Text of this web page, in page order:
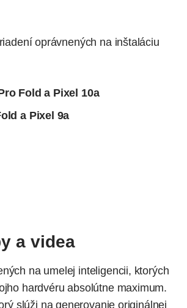
oprávnených na inštaláciu
Fold a Pixel 10a
a Pixel 9a
a videa
na umelej inteligencii, ktorých
hardvéru absolútne maximum.
slúži na generovanie originálnej